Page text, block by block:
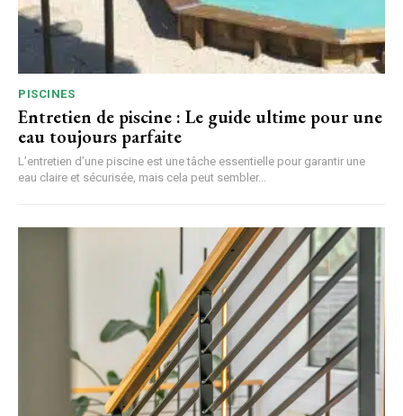
PISCINES
Entretien de piscine : Le guide ultime pour une
eau toujours parfaite
L’entretien d’une piscine est une tâche essentielle pour garantir une
eau claire et sécurisée, mais cela peut sembler...